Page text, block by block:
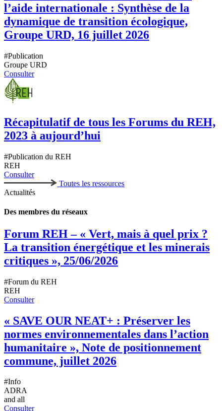
l’aide internationale : Synthèse de la
dynamique de transition écologique,
Groupe URD, 16 juillet 2026
#Publication
Groupe URD
Consulter
Récapitulatif de tous les Forums du REH,
2023 à aujourd’hui
#Publication du REH
REH
Consulter
Toutes les ressources
Actualités
Des membres du réseaux
Forum REH – « Vert, mais à quel prix ?
La transition énergétique et les minerais
critiques », 25/06/2026
#Forum du REH
REH
Consulter
« SAVE OUR NEAT+ : Préserver les
normes environnementales dans l’action
humanitaire », Note de positionnement
commune, juillet 2026
#Info
ADRA
and all
Consulter